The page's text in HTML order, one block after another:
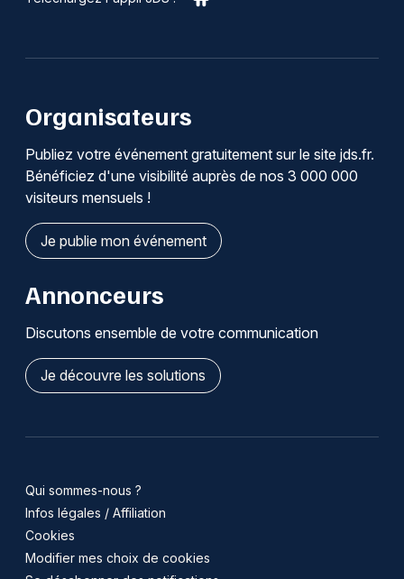
Organisateurs
Publiez votre événement gratuitement sur le site jds.fr.
Bénéficiez d'une visibilité auprès de nos 3 000 000
visiteurs mensuels !
Je publie mon événement
Annonceurs
Discutons ensemble de votre communication
Je découvre les solutions
Qui sommes-nous ?
Infos légales / Affiliation
Cookies
Modifier mes choix de cookies